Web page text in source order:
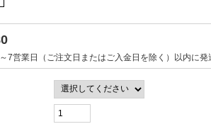
7営業日（ご注文日またはご入金日を除く）以内に発